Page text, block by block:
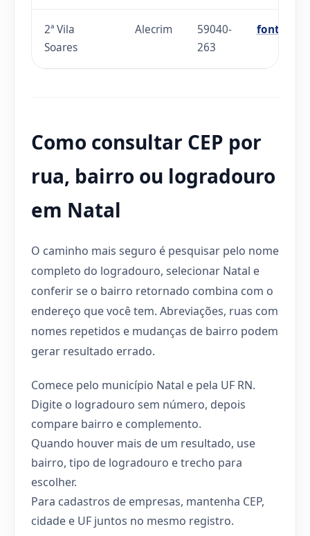
2ª Vila
Soares
Alecrim
59040-
263
fonte
Como consultar CEP por
rua, bairro ou logradouro
em Natal
O caminho mais seguro é pesquisar pelo nome
completo do logradouro, selecionar Natal e
conferir se o bairro retornado combina com o
endereço que você tem. Abreviações, ruas com
nomes repetidos e mudanças de bairro podem
gerar resultado errado.
Comece pelo município Natal e pela UF RN.
Digite o logradouro sem número, depois
compare bairro e complemento.
Quando houver mais de um resultado, use
bairro, tipo de logradouro e trecho para
escolher.
Para cadastros de empresas, mantenha CEP,
cidade e UF juntos no mesmo registro.